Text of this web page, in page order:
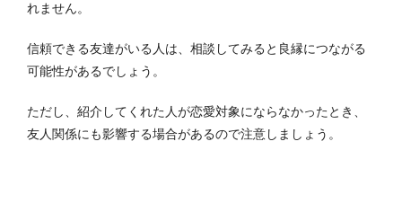
れません。
信頼できる友達がいる人は、相談してみると良縁につながる
可能性があるでしょう。
ただし、紹介してくれた人が恋愛対象にならなかったとき、
友人関係にも影響する場合があるので注意しましょう。